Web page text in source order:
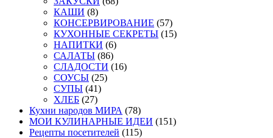
КАШИ (8)
КОНСЕРВИРОВАНИЕ (57)
КУХОННЫЕ СЕКРЕТЫ (15)
НАПИТКИ (6)
САЛАТЫ (86)
СЛАДОСТИ (16)
СОУСЫ (25)
СУПЫ (41)
ХЛЕБ (27)
Кухни народов МИРА (78)
МОИ КУЛИНАРНЫЕ ИДЕИ (151)
Рецепты посетителей (115)